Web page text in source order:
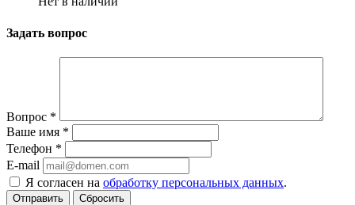
Задать вопрос
Вопрос *
Ваше имя *
Телефон *
E-mail
Я согласен на обработку персональных данных.
Сбросить